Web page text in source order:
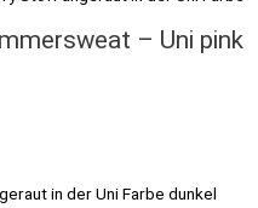
– Uni pink